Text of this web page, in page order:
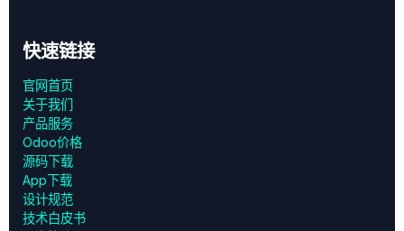
快速链接
官网首页
关于我们
产品服务
Odoo价格
源码下载
App下载
设计规范
技术白皮书